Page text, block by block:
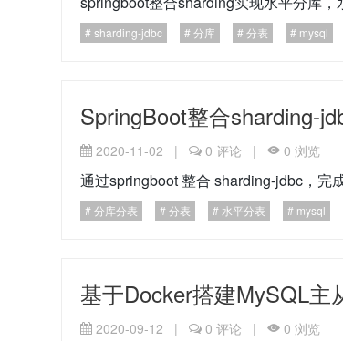
sharding-jdbc 分库 分表 mysql
SpringBoot整合sharding-
2020-11-02 | 0 评论 | 0 浏览
通过springboot 整合 sharding-jdbc，完
分库分表 分表 水平分表 mysql
基于Docker搭建MySQL
2020-09-12 | 0 评论 | 0 浏览